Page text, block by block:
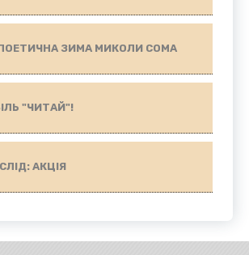
ЗИМА МИКОЛИ СОМА
"ЧИТАЙ"!
АКЦІЯ